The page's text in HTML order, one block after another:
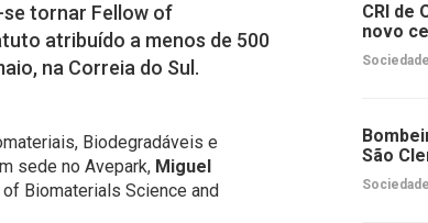
se tornar Fellow of
atribuído a menos de 500
na Correia do Sul.
Biodegradáveis e
sede no Avepark, Miguel
Biomaterials Science and
CRI de
novo
São